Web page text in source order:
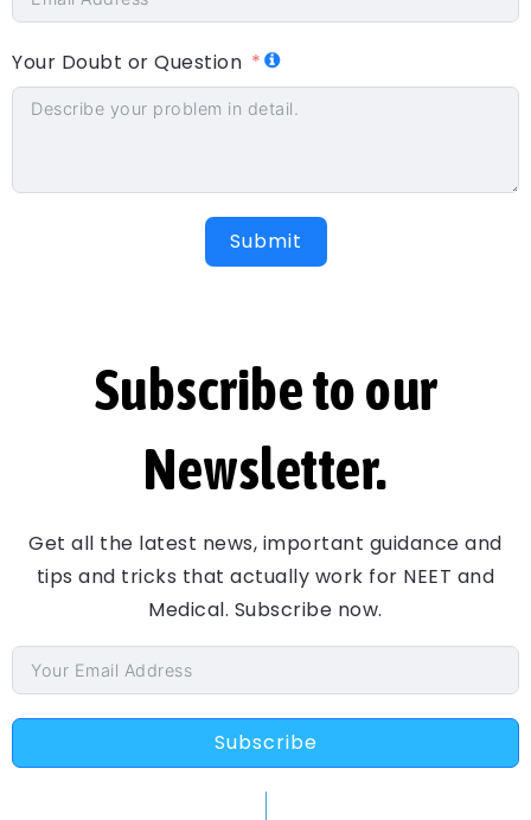
Your Doubt or Question
Submit
Subscribe to our
Newsletter.
Get all the latest news, important guidance and
tips and tricks that actually work for NEET and
Medical. Subscribe now.
Subscribe